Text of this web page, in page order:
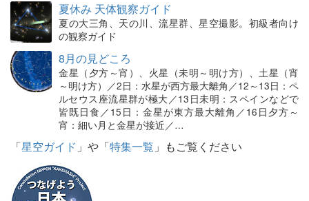
夏休み 天体観察ガイド
夏の大三角、天の川、流星群、星空撮影。初級者向け
の観察ガイド
8月の見どころ
金星（夕方～宵）、火星（未明～明け方）、土星（宵
～明け方）／2日：水星が西方最大離角／12～13日：ペ
ルセウス座流星群が極大／13日未明：スペインなどで
皆既日食／15日：金星が東方最大離角／16日夕方～
宵：細い月と金星が接近／…
「星空ガイド 」や「特集一覧 」もご覧ください